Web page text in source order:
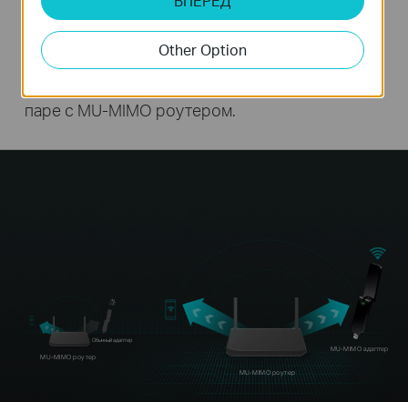
Благодаря MU-MIMO Archer T4U формирует
два одновременных потока данных, улучшая
пропускную способность и
паре с MU-MIMO роутером.
MU-MIMO роутер
Обычный адаптер
MU-MIMO роутер
MU-MIMO адаптер
Other Option